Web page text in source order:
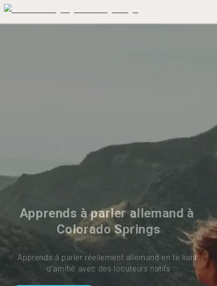
Apprends à parler allemand à
Colorado Springs
Apprends à parler réellement allemand en te liant
d'amitié avec des locuteurs natifs